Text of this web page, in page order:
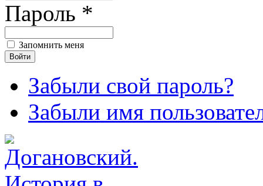
Пароль *
Запомнить меня
Забыли свой пароль?
Забыли имя